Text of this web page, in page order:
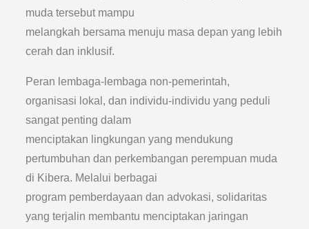
muda tersebut mampu
melangkah bersama menuju masa depan yang lebih
cerah dan inklusif.
Peran lembaga-lembaga non-pemerintah,
organisasi lokal, dan individu-individu yang peduli
sangat penting dalam
menciptakan lingkungan yang mendukung
pertumbuhan dan perkembangan perempuan muda
di Kibera. Melalui berbagai
program pemberdayaan dan advokasi, solidaritas
yang terjalin membantu menciptakan jaringan